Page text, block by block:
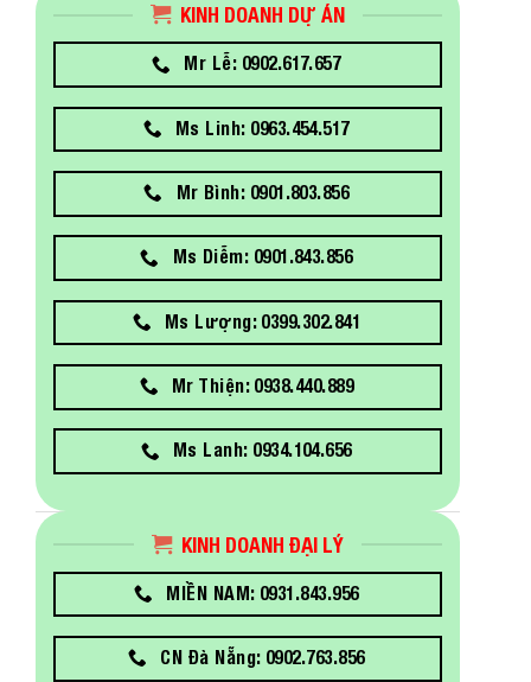
KINH DOANH DỰ ÁN
Mr Lễ: 0902.617.657
Ms Linh: 0963.454.517
Mr Bình: 0901.803.856
Ms Diễm: 0901.843.856
Ms Lượng: 0399.302.841
Mr Thiện: 0938.440.889
Ms Lanh: 0934.104.656
KINH DOANH ĐẠI LÝ
MIỀN NAM: 0931.843.956
CN Đà Nẵng: 0902.763.856